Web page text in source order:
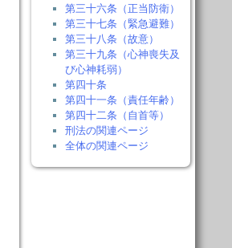
第三十六条（正当防衛）
第三十七条（緊急避難）
第三十八条（故意）
第三十九条（心神喪失及
び心神耗弱）
第四十条
第四十一条（責任年齢）
第四十二条（自首等）
刑法の関連ページ
全体の関連ページ